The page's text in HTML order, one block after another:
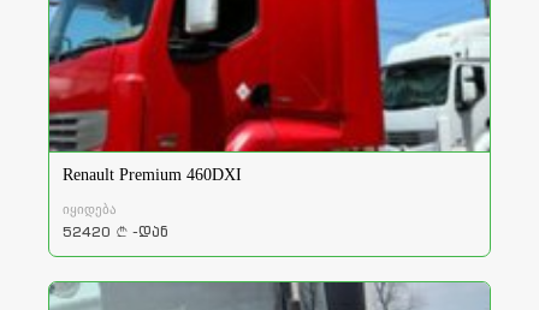
Renault Premium 460DXI
იყიდება
52420 a -დან